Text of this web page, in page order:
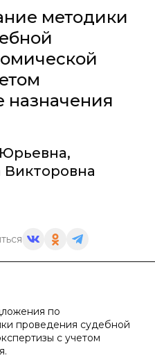
методики
назначения
,
по
проведения судебной
с учетом